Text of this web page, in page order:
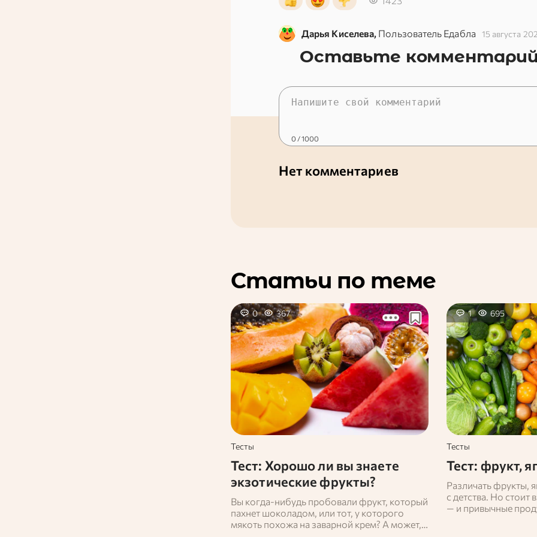
Дарья Киселева, Пользователь Едабла 15 августа
Оставьте комментарий
0 / 1000
Нет комментариев
Статьи по теме
0 367
Тесты
Тест: Хорошо ли вы знаете
экзотические фрукты?
Вы когда‑нибудь пробовали фрукт, который
пахнет шоколадом, или тот, у которого
мякоть похожа на заварной крем? А может,
1 695
Тесты
Тест: фрукт,
Различать фрукты,
с детства. Но стоит
— и привычные